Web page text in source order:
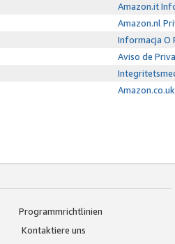
Amazon.it
Amazon.nl
Informacja O
Aviso de
Programmrichtlinien
Kontaktiere uns